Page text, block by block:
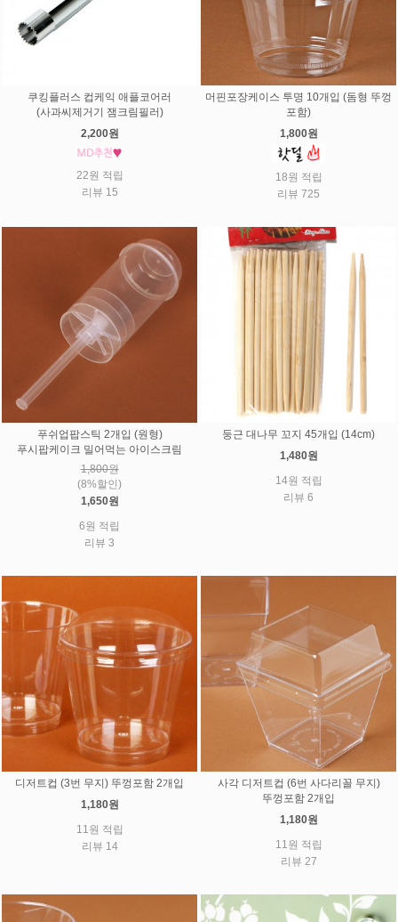
쿠킹플러스 컵케익 애플코어러
(사과씨제거기 잼크림필러)
2,200원
22원 적립
리뷰 15
머핀포장케이스 투명 10개입 (돔형 뚜껑
포함)
1,800원
18원 적립
리뷰 725
푸쉬업팝스틱 2개입 (원형)
푸시팝케이크 밀어먹는 아이스크림
1,800원
(8%할인)
1,650원
6원 적립
리뷰 3
둥근 대나무 꼬지 45개입 (14cm)
1,480원
14원 적립
리뷰 6
디저트컵 (3번 무지) 뚜껑포함 2개입
1,180원
11원 적립
리뷰 14
사각 디저트컵 (6번 사다리꼴 무지)
뚜껑포함 2개입
1,180원
11원 적립
리뷰 27